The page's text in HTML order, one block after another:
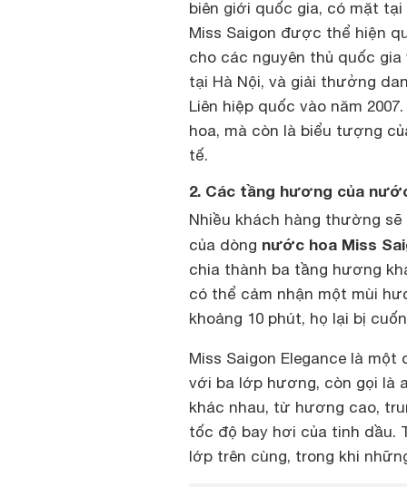
biên giới quốc gia, có mặt
Miss Saigon được thể hiện
cho các nguyên thủ quốc gia
tại Hà Nội, và giải thưởng
Liên hiệp quốc vào năm
hoa, mà còn là biểu tượng
tế.
2. Các tầng hương của
Nhiều khách hàng thường
của dòng nước hoa Miss
chia thành ba tầng hương
có thể cảm nhận một mùi
khoảng 10 phút, họ lại bị
Miss Saigon Elegance là một
với ba lớp hương, còn gọi là
khác nhau, từ hương cao,
tốc độ bay hơi của tinh dầu.
lớp trên cùng, trong khi